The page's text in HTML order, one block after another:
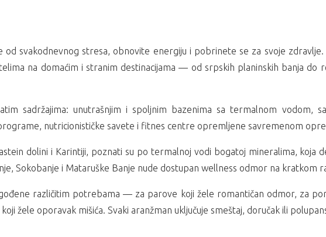
svakodnevnog stresa, obnovite energiju i pobrinete se za svoje zdravlje.
na domaćim i stranim destinacijama — od srpskih planinskih banja do
sadržajima: unutrašnjim i spoljnim bazenima sa termalnom vodom,
nutricionističke savete i fitnes centre opremljene savremenom
dolini i Karintiji, poznati su po termalnoj vodi bogatoj mineralima, koja
Sokobanje i Mataruške Banje nude dostupan wellness odmor na kratkom
različitim potrebama — za parove koji žele romantičan odmor, za
žele oporavak mišića. Svaki aranžman uključuje smeštaj, doručak ili